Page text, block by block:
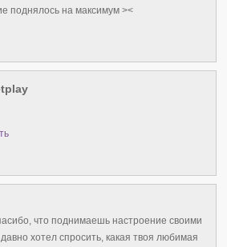
поднялось на максимум ><
что поднимаешь настроение своими
хотел спросить, какая твоя любимая